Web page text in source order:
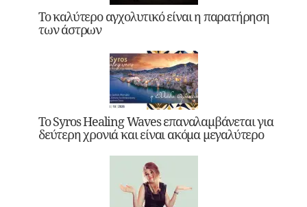
Το καλύτερο αγχολυτικό είναι η παρατήρηση
των άστρων
Το Syros Healing Waves επαναλαμβάνεται για
δεύτερη χρονιά και είναι ακόμα μεγαλύτερο